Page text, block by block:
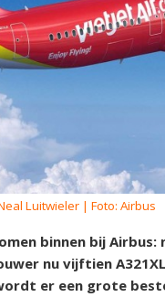
Luitwieler | Foto: Airbus
binnen bij
nu vijftien
er een grote